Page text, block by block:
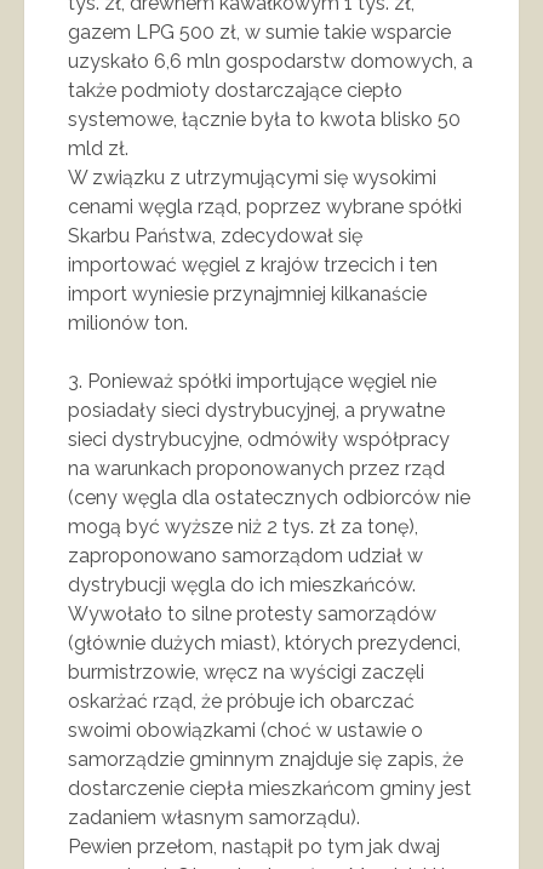
gazem LPG 500 zł, w sumie takie wsparcie
uzyskało 6,6 mln gospodarstw domowych, a
także podmioty dostarczające ciepło
systemowe, łącznie była to kwota blisko 50
mld zł.
W związku z utrzymującymi się wysokimi
cenami węgla rząd, poprzez wybrane spółki
Skarbu Państwa, zdecydował się
importować węgiel z krajów trzecich i ten
import wyniesie przynajmniej kilkanaście
milionów ton.
3. Ponieważ spółki importujące węgiel nie
posiadały sieci dystrybucyjnej, a prywatne
sieci dystrybucyjne, odmówiły współpracy
na warunkach proponowanych przez rząd
(ceny węgla dla ostatecznych odbiorców nie
mogą być wyższe niż 2 tys. zł za tonę),
zaproponowano samorządom udział w
dystrybucji węgla do ich mieszkańców.
Wywołało to silne protesty samorządów
(głównie dużych miast), których prezydenci,
burmistrzowie, wręcz na wyścigi zaczęli
oskarżać rząd, że próbuje ich obarczać
swoimi obowiązkami (choć w ustawie o
samorządzie gminnym znajduje się zapis, że
dostarczenie ciepła mieszkańcom gminy jest
zadaniem własnym samorządu).
Pewien przełom, nastąpił po tym jak dwaj